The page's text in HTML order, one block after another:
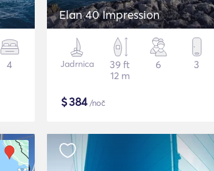
4
Elan 40 Impression
Jadrnica
39 ft
12 m
6 3
$384/noč